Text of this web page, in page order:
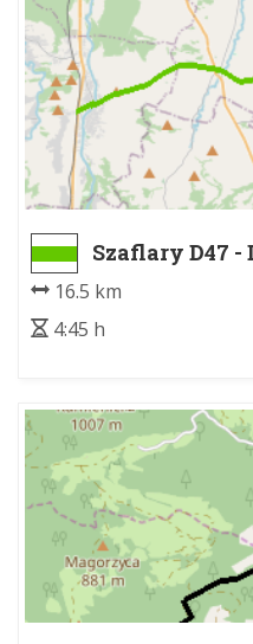
Szaflary D47 -
16.5 km
4:45 h